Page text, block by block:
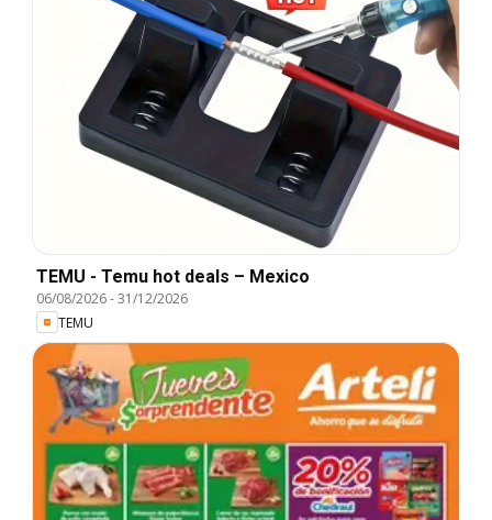
TEMU - Temu hot deals – Mexico
06/08/2026-31/12/2026
TEMU